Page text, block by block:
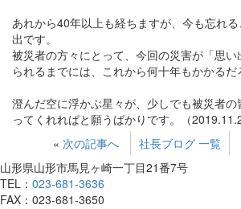
あれから40年以上も経ちますが、今も忘れ
出です。
被災者の方々にとって、今回の災害が「思
られるまでには、これから何十年もかかるだ
澄んだ空に浮かぶ星々が、少しでも被災者
ってくれればと願うばかりです。（
« 次の記事へ 社長ブログ 一覧
山形県山形市馬見ヶ崎一丁目21番7号
TEL： 023-681-3636
FAX：023-681-3650